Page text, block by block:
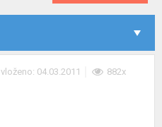
vloženo: 04.03.2011 882x